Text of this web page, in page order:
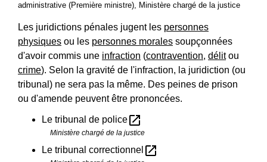
administrative (Première ministre), Ministère chargé de la justice
Les juridictions pénales jugent les personnes
physiques ou les personnes morales soupçonnées
d'avoir commis une infraction (contravention, délitou
crime). Selon la gravité de l'infraction, la juridiction (ou
tribunal) ne sera pas la même. Des peines de prison
ou d'amende peuvent être prononcées.
Le tribunal de policeopen_in_new
Ministère chargé de la justice
Le tribunal correctionnel open_in_new